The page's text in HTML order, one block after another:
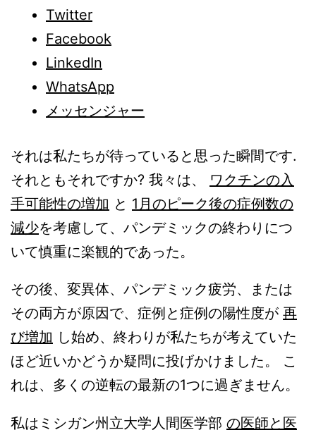
Twitter
Facebook
LinkedIn
WhatsApp
メッセンジャー
それは私たちが待っていると思った瞬間です.
それともそれですか? 我々は、 ワクチンの入
手可能性の増加 と 1月のピーク後の症例数の
減少を考慮して、パンデミックの終わりにつ
いて慎重に楽観的であった。
その後、変異体、パンデミック疲労、または
その両方が原因で、症例と症例の陽性度が 再
び増加 し始め、終わりが私たちが考えていた
ほど近いかどうか疑問に投げかけました。 こ
れは、多くの逆転の最新の1つに過ぎません。
私はミシガン州立大学人間医学部 の医師と医